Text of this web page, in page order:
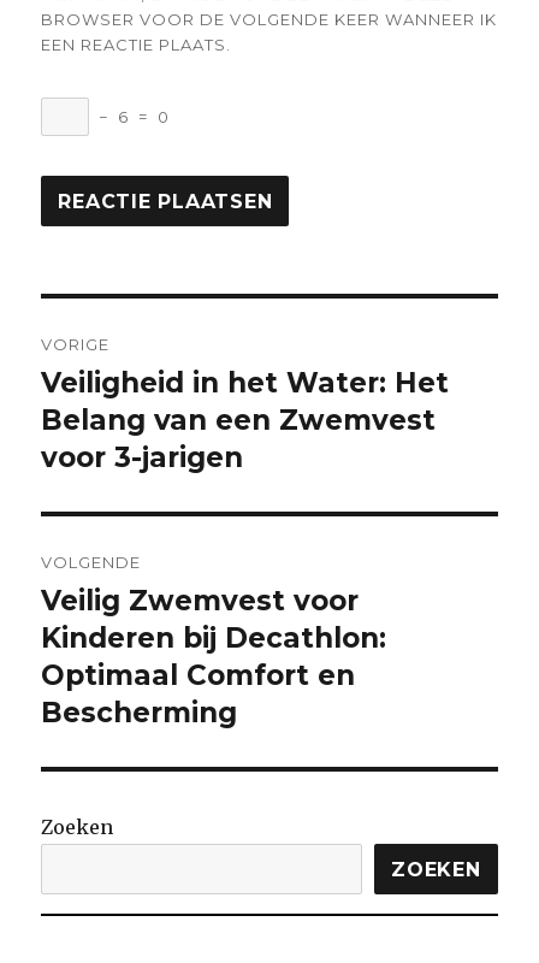
BROWSER VOOR DE VOLGENDE KEER WANNEER IK
EEN REACTIE PLAATS.
− 6 = 0
VORIGE
Vorige
bericht:
Veiligheid in het Water: Het
Belang van een Zwemvest
voor 3-jarigen
VOLGENDE
Volgende
bericht:
Veilig Zwemvest voor
Kinderen bij Decathlon:
Optimaal Comfort en
Bescherming
Zoeken
ZOEKEN